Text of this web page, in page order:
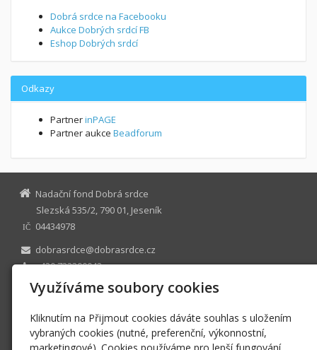
Dobrá srdce na Facebooku
Aukce Dobrých srdcí FB
Eshop Dobrých srdcí
Odkazy
PartnerinPAGE
Partner aukce Beadforum
Nadační fond Dobrá srdce
Slezská 535/2, 790 01, Jeseník
IČ
04434978
dobrasrdce@dobrasrdce.cz
+420 732390042
Facebook
Instagram
Twitter
TripAdvisor
N 1211 vedená u Krajského soudu v Ostravě
Využíváme soubory cookies
Kliknutím na Přijmout cookies dáváte souhlas s uložením
vybraných cookies (nutné, preferenční, výkonnostní,